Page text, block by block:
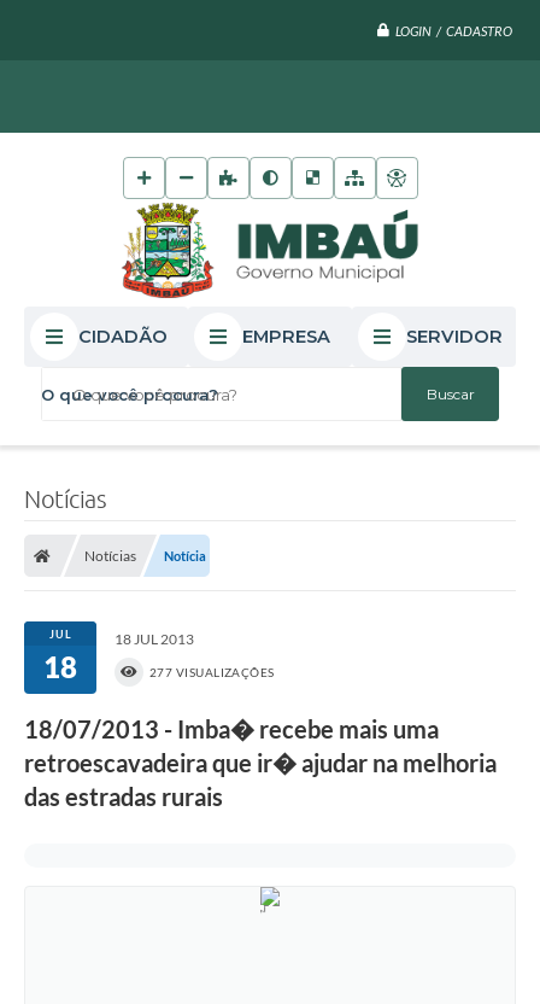
LOGIN / CADASTRO
O que você procura?
CIDADÃO EMPRESA SERVIDOR
Notícias
Notícias Notícia
JUL
18
18 JUL 2013
277 VISUALIZAÇÕES
18/07/2013 - Imba� recebe mais uma
retroescavadeira que ir� ajudar na melhoria
das estradas rurais